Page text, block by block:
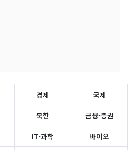
경제 국제
북한 금융·증권
IT·과학 바이오